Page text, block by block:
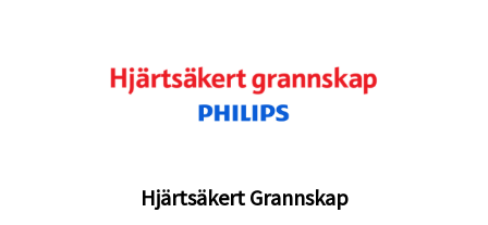
Hjärtsäkert Grannskap